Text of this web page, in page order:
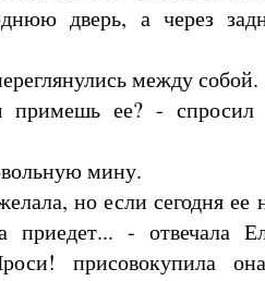
дверь, а через
между собой.
ее? - спросил
мину.
но если сегодня ее
приедет... - отвечала
присовокупила